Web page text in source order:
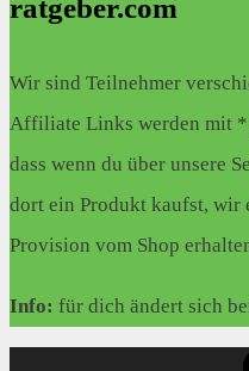
ratgeber.com
Wir sind Teilnehmer
Affiliate Links werden mit *
dass wenn du über unsere
dort ein Produkt kaufst, wir
Provision vom Shop
Info: für dich ändert sich